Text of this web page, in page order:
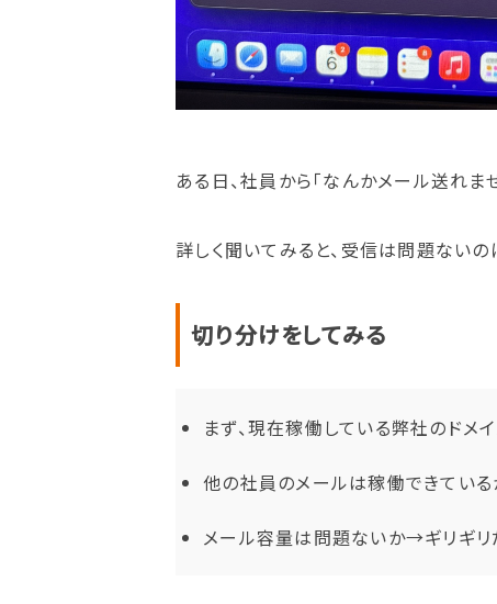
ある日、社員から「なんかメール送れま
詳しく聞いてみると、受信は問題ない
切り分けをしてみる
まず、現在稼働している弊社のド
他の社員のメールは稼働できてい
メール容量は問題ないか→ギリギリ